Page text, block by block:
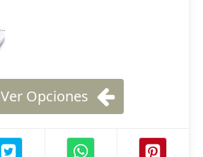
Ver Opciones